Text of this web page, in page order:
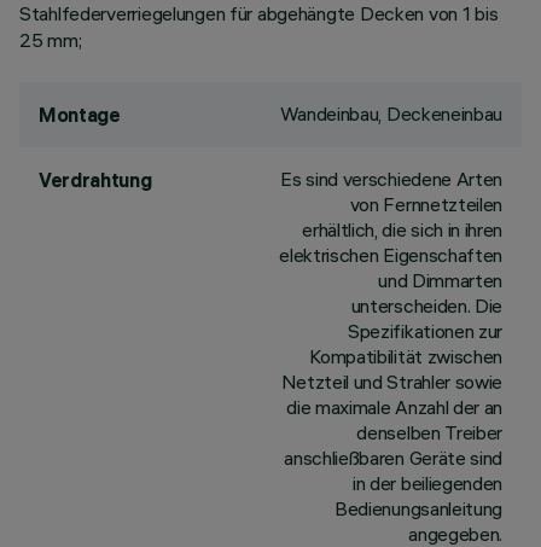
Stahlfederverriegelungen für abgehängte Decken von 1 bis
25 mm;
Montage Wandeinbau, Deckeneinbau
Verdrahtung
Es sind verschiedene Arten
von Fernnetzteilen
erhältlich, die sich in ihren
elektrischen Eigenschaften
und Dimmarten
unterscheiden. Die
Spezifikationen zur
Kompatibilität zwischen
Netzteil und Strahler sowie
die maximale Anzahl der an
denselben Treiber
anschließbaren Geräte sind
in der beiliegenden
Bedienungsanleitung
angegeben.